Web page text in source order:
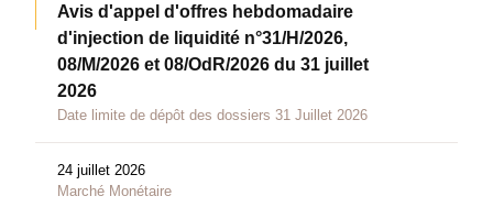
Avis d'appel d'offres hebdomadaire
d'injection de liquidité n°31/H/2026,
08/M/2026 et 08/OdR/2026 du 31 juillet
2026
Date limite de dépôt des dossiers 31 Juillet 2026
24 juillet 2026
Marché Monétaire